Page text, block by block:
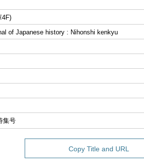
4F)
of Japanese history : Nihonshi kenkyu
集号
Copy Title and URL